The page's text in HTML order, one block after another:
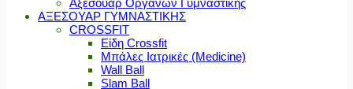
ΑΞΕΣΟΥΑΡ ΓΥΜΝΑΣΤΙΚΗΣ
CROSSFIT
Είδη Crossfit
Μπάλες Ιατρικές (Medicine)
Wall Ball
Slam Ball